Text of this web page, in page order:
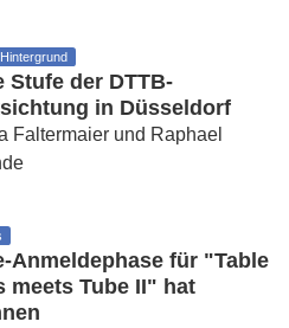
Stufe der DTTB-
in Düsseldorf
Faltermaier und Raphael
Anmeldephase für "Table
meets Tube II" hat